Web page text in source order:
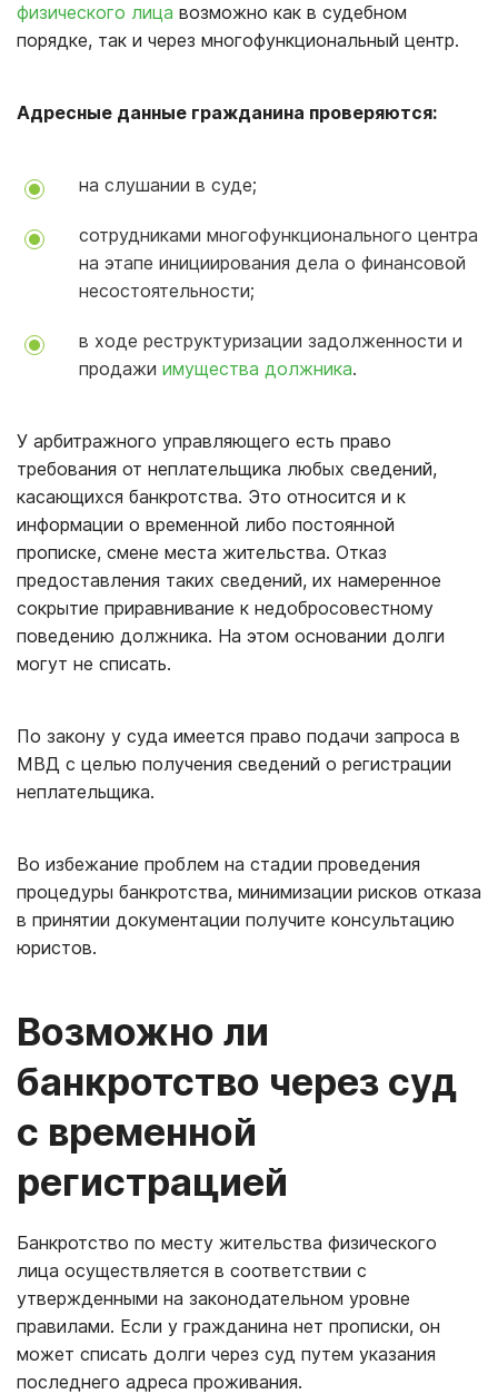
физического лица возможно как в судебном
порядке, так и через многофункциональный центр.
Адресные данные гражданина проверяются:
на слушании в суде;
сотрудниками многофункционального центра
на этапе инициирования дела о финансовой
несостоятельности;
в ходе реструктуризации задолженности и
продажи имущества должника.
У арбитражного управляющего есть право
требования от неплательщика любых сведений,
касающихся банкротства. Это относится и к
информации о временной либо постоянной
прописке, смене места жительства. Отказ
предоставления таких сведений, их намеренное
сокрытие приравнивание к недобросовестному
поведению должника. На этом основании долги
могут не списать.
По закону у суда имеется право подачи запроса в
МВД с целью получения сведений о регистрации
неплательщика.
Во избежание проблем на стадии проведения
процедуры банкротства, минимизации рисков отказа
в принятии документации получите консультацию
юристов.
Возможно ли
банкротство через суд
с временной
регистрацией
Банкротство по месту жительства физического
лица осуществляется в соответствии с
утвержденными на законодательном уровне
правилами. Если у гражданина нет прописки, он
может списать долги через суд путем указания
последнего адреса проживания.